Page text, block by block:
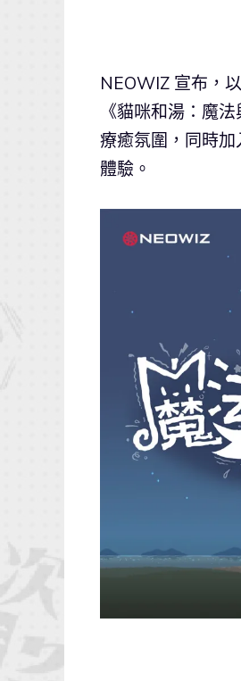
NEOWIZ 宣布，
《貓咪和湯：魔
療癒氛圍，同時
體驗。